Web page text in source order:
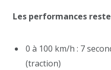
Les performances
0 à 100 km/h : 7
(traction)